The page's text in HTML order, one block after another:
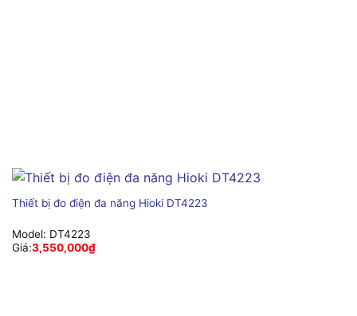
Thiết bị đo điện đa năng Hioki DT4223
Model: DT4223
Giá:3,550,000₫